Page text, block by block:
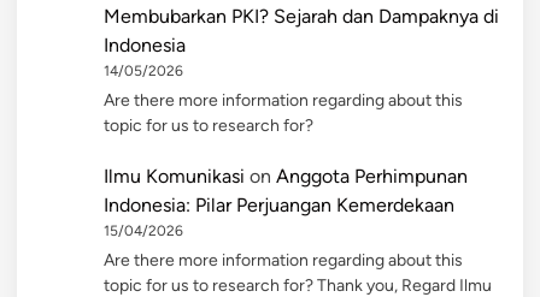
Membubarkan PKI? Sejarah dan Dampaknya di
Indonesia
14/05/2026
Are there more information regarding about this
topic for us to research for?
Ilmu Komunikasi on Anggota Perhimpunan
Indonesia: Pilar Perjuangan Kemerdekaan
15/04/2026
Are there more information regarding about this
topic for us to research for? Thank you, Regard Ilmu